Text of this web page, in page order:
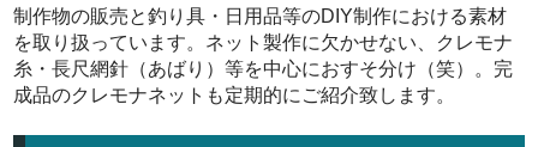
制作物の販売と釣り具・日用品等のDIY制作における素材
を取り扱っています。ネット製作に欠かせない、クレモナ
糸・長尺網針（あばり）等を中心におすそ分け（笑）。完
成品のクレモナネットも定期的にご紹介致します。